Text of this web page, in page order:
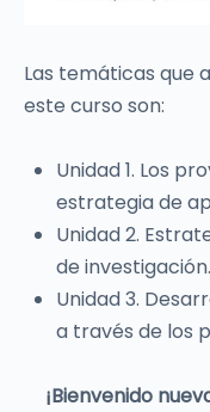
Las temáticas que
este curso son:
Unidad 1. Los
estrategia de
Unidad 2.
de investigación.
Unidad 3.
a través de los
¡Bienvenido